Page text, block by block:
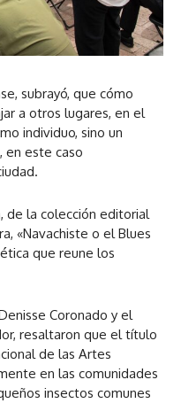
subrayó, que cómo
a otros lugares, en el
individuo, sino un
en este caso
de la colección editorial
«Navachiste o el Blues
que reune los
Coronado y el
resaltaron que el título
de las Artes
en las comunidades
insectos comunes